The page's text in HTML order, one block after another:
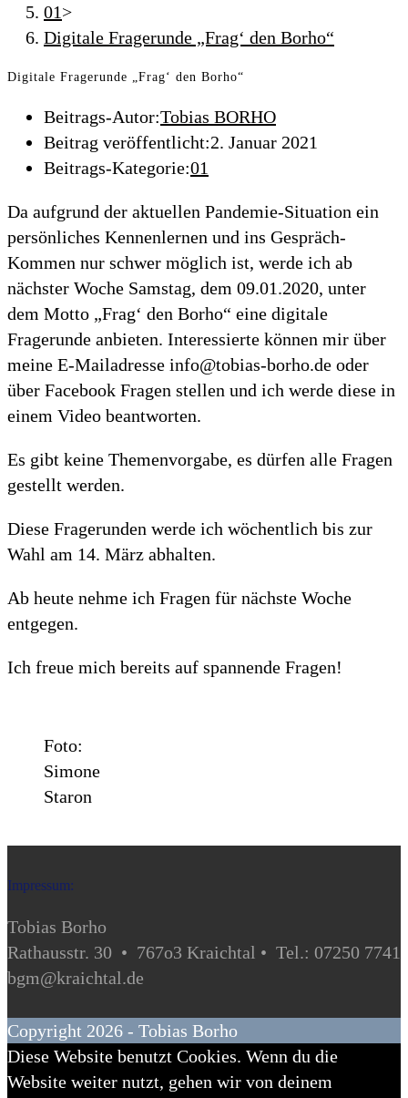
01>
Digitale Fragerunde „Frag‘ den Borho“
Digitale Fragerunde „Frag‘ den Borho“
Beitrags-Autor:Tobias BORHO
Beitrag veröffentlicht:2. Januar 2021
Beitrags-Kategorie:01
Da aufgrund der aktuellen Pandemie-Situation ein
persönliches Kennenlernen und ins Gespräch-
Kommen nur schwer möglich ist, werde ich ab
nächster Woche Samstag, dem 09.01.2020, unter
dem Motto „Frag‘ den Borho“ eine digitale
Fragerunde anbieten. Interessierte können mir über
meine E-Mailadresse info@tobias-borho.de oder
über Facebook Fragen stellen und ich werde diese in
einem Video beantworten.
Es gibt keine Themenvorgabe, es dürfen alle Fragen
gestellt werden.
Diese Fragerunden werde ich wöchentlich bis zur
Wahl am 14. März abhalten.
Ab heute nehme ich Fragen für nächste Woche
entgegen.
Ich freue mich bereits auf spannende Fragen!
Foto:
Simone
Staron
Impressum:
Tobias Borho
Rathausstr. 30 • 767o3 Kraichtal • Tel.: 07250 7741
bgm@kraichtal.de
Copyright 2026 - Tobias Borho
Diese Website benutzt Cookies. Wenn du die
Website weiter nutzt, gehen wir von deinem